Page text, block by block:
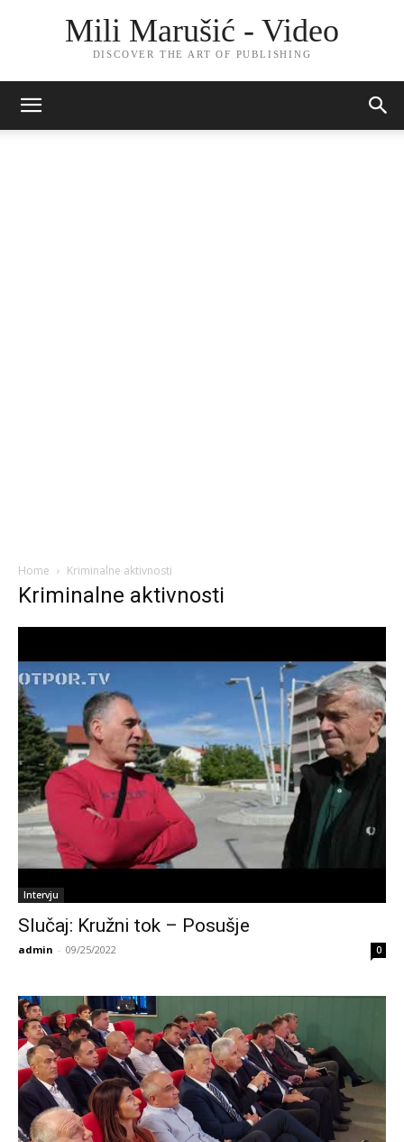
Mili Marušić - Video
DISCOVER THE ART OF PUBLISHING
Home Kriminalne aktivnosti
Kriminalne aktivnosti
Intervju
Slučaj: Kružni tok – Posušje
admin - 09/25/2022 0